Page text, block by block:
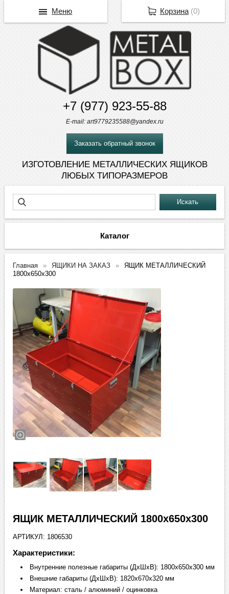
+7 (977) 923-55-88
E-mail: art9779235588@yandex.ru
Заказать обратный звонок
ИЗГОТОВЛЕНИЕ МЕТАЛЛИЧЕСКИХ ЯЩИКОВ
ЛЮБЫХ ТИПОРАЗМЕРОВ
Каталог
Главная ЯЩИКИ НА ЗАКАЗ
ЯЩИК МЕТАЛЛИЧЕСКИЙ
1800х650х300
ЯЩИК МЕТАЛЛИЧЕСКИЙ 1800х650х300
АРТИКУЛ: 1806530
Характеристики:
Внутренние полезные габариты (ДхШхВ): 1800х650х300 мм
Внешние габариты (ДхШхВ): 1820х670х320 мм
Материал: сталь / алюминий / оцинковка
Корзина(0)
Меню